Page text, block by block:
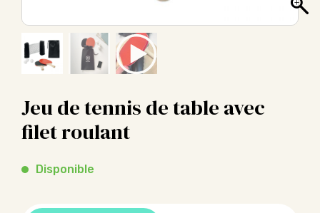
Jeu de tennis de table avec
filet roulant
Disponible